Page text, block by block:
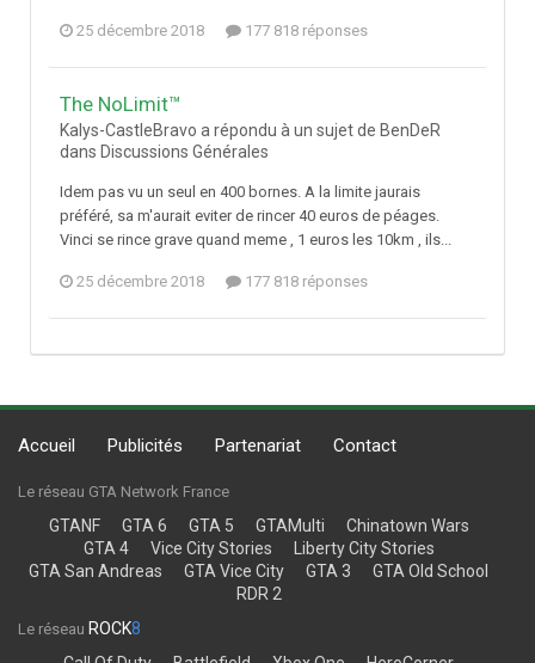
25 décembre 2018 177 818 réponses
The NoLimit™
Kalys-CastleBravo a répondu à un sujet de BenDeR
dans Discussions Générales
Idem pas vu un seul en 400 bornes. A la limite jaurais
préféré, sa m'aurait eviter de rincer 40 euros de péages.
Vinci se rince grave quand meme , 1 euros les 10km , ils...
25 décembre 2018 177 818 réponses
Accueil Publicités Partenariat Contact
Le réseau GTA Network France
GTANF GTA 6 GTA 5 GTAMulti
Chinatown Wars
GTA 4
Vice City Stories
Liberty City Stories
GTA San Andreas
GTA Vice City GTA 3
GTA Old School
RDR 2
Le réseau ROCK8